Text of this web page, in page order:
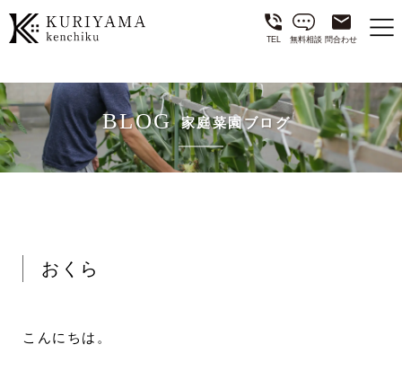
TEL 無料相談 問合わせ
BLOG 家庭菜園ブログ
おくら
こんにちは。